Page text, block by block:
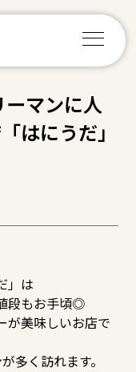
ーマンに人
はにうだ」
」は
段もお手頃◎
が美味しいお店で
多く訪れます。